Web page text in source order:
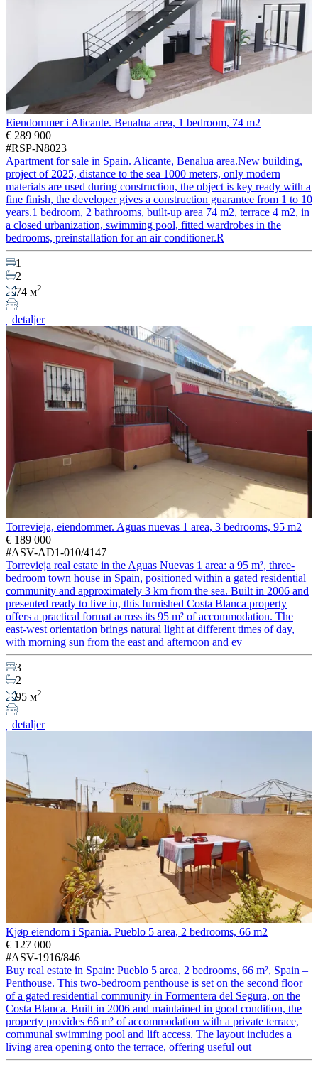
Eiendommer i Alicante. Benalua area, 1 bedroom, 74 m2
€ 289 900
#RSP-N8023
Apartment for sale in Spain. Alicante, Benalua area.New building,
project of 2025, distance to the sea 1000 meters, only modern
materials are used during construction, the object is key ready with a
fine finish, the developer gives a construction guarantee from 1 to 10
years.1 bedroom, 2 bathrooms, built-up area 74 m2, terrace 4 m2, in
a closed urbanization, swimming pool, fitted wardrobes in the
bedrooms, preinstallation for an air conditioner.R
1
2
74 м2
detaljer
Torrevieja, eiendommer. Aguas nuevas 1 area, 3 bedrooms, 95 m2
€ 189 000
#ASV-AD1-010/4147
Torrevieja real estate in the Aguas Nuevas 1 area: a 95 m², three-
bedroom town house in Spain, positioned within a gated residential
community and approximately 3 km from the sea. Built in 2006 and
presented ready to live in, this furnished Costa Blanca property
offers a practical format across its 95 m² of accommodation. The
east-west orientation brings natural light at different times of day,
with morning sun from the east and afternoon and ev
3
2
95 м2
detaljer
Kjøp eiendom i Spania. Pueblo 5 area, 2 bedrooms, 66 m2
€ 127 000
#ASV-1916/846
Buy real estate in Spain: Pueblo 5 area, 2 bedrooms, 66 m², Spain –
Penthouse. This two-bedroom penthouse is set on the second floor
of a gated residential community in Formentera del Segura, on the
Costa Blanca. Built in 2006 and maintained in good condition, the
property provides 66 m² of accommodation with a private terrace,
communal swimming pool and lift access. The layout includes a
living area opening onto the terrace, offering useful out